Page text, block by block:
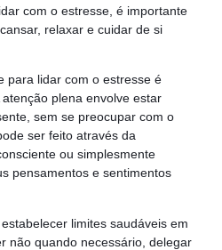
com o estresse, é importante
relaxar e cuidar de si
para lidar com o estresse é
plena envolve estar
sem se preocupar com o
ser feito através da
ou simplesmente
pensamentos e sentimentos
limites saudáveis em
não quando necessário, delegar